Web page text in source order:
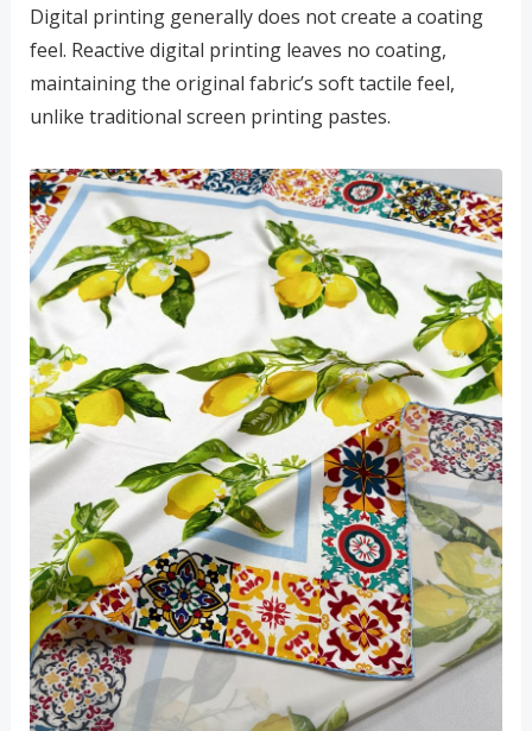
Digital printing generally does not create a coating
feel. Reactive digital printing leaves no coating,
maintaining the original fabric’s soft tactile feel,
unlike traditional screen printing pastes.